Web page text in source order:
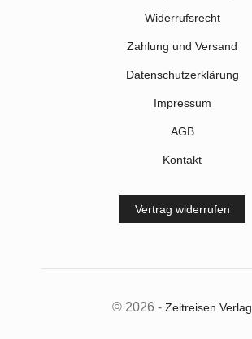
Widerrufsrecht
Zahlung und Versand
Datenschutzerklärung
Impressum
AGB
Kontakt
Vertrag widerrufen
© 2026 - Zeitreisen Verlag